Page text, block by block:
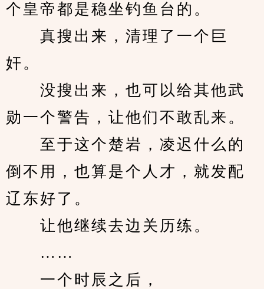
个皇帝都是稳坐钓鱼台的。
真搜出来，清理了一个巨
奸。
没搜出来，也可以给其他武
勋一个警告，让他们不敢乱来。
至于这个楚岩，凌迟什么的
倒不用，也算是个人才，就发配
辽东好了。
让他继续去边关历练。
……
一个时辰之后，